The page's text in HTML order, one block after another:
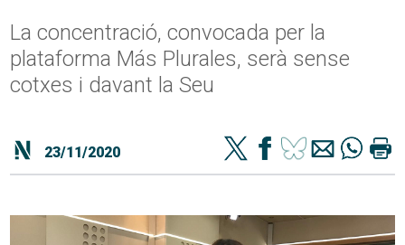
La concentració, convocada per la
plataforma Más Plurales, serà sense
cotxes i davant la Seu
23/11/2020